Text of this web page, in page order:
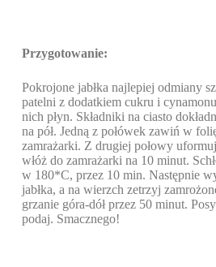
Przygotowanie:
Pokrojone jabłka najlepiej odmiany
patelni z dodatkiem cukru i
nich płyn. Składniki na ciasto
na pół. Jedną z połówek zawiń w
zamrażarki. Z drugiej połowy
włóż do zamrażarki na 10 minut.
w 180*C, przez 10 min. Następnie
jabłka, a na wierzch zetrzyj
grzanie góra-dół przez 50 minut.
podaj. Smacznego!